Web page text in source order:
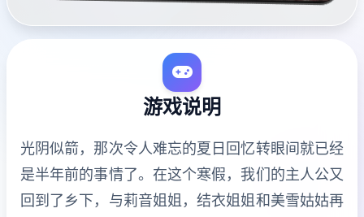
游戏说明
光阴似箭，那次令人难忘的夏日回忆转眼间就已经
是半年前的事情了。在这个寒假，我们的主人公又
回到了乡下，与莉音姐姐，结衣姐姐和美雪姑姑再